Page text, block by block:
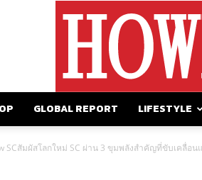
GLOBAL REPORT LIFESTYLE
SCสัมผัสโลกใหม่ SC ผ่าน 3 ขุมพลังสำคัญที่ขับเคลื่อ